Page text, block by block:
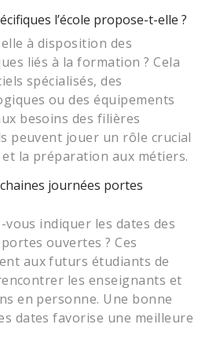
l’école propose-t-elle ?
à disposition des
liés à la formation ? Cela
spécialisés, des
ou des équipements
besoins des filières
peuvent jouer un rôle crucial
la préparation aux métiers.
journées portes
indiquer les dates des
ouvertes ? Ces
aux futurs étudiants de
les enseignants et
en personne. Une bonne
dates favorise une meilleure